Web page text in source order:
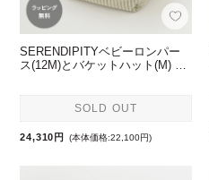
SERENDIPITYベビーロンパー
ス(12M)とバケットハット(M) …
SOLD OUT
24,310円 (本体価格:22,100円)